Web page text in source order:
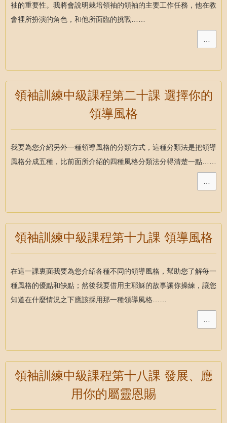
袖的重要性。我將會說明栽培領袖的領袖的主要工作任務，他在教
會裡所扮演的角色，和他所面臨的挑戰……
…
領袖訓練中級課程第二十課 選擇你的
領導風格
我要為您介紹另外一種領導風格的分類方式，這種分類法是把領導
風格分成五種，比前面所介紹的四種風格分類法分得清楚一點……
…
領袖訓練中級課程第十九課 領導風格
在這一課裏面我要為您介紹各種不同的領導風格，幫助您了解每一
種風格的優點和缺點；然後我要借用主耶穌的故事讓你操練，讓您
知道在什麼情況之下應該採用那一種領導風格……
…
領袖訓練中級課程第十八課 發展、應
用你的屬靈恩賜